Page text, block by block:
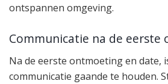
ontspannen omgeving.
Communicatie na de eerste
Na de eerste ontmoeting en date,
communicatie gaande te houden.